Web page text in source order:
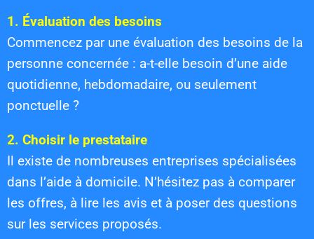
1. Évaluation des besoins
Commencez par une évaluation des besoins de la
personne concernée : a-t-elle besoin d’une aide
quotidienne, hebdomadaire, ou seulement
ponctuelle ?
2. Choisir le prestataire
Il existe de nombreuses entreprises spécialisées
dans l’aide à domicile. N’hésitez pas à comparer
les offres, à lire les avis et à poser des questions
sur les services proposés.